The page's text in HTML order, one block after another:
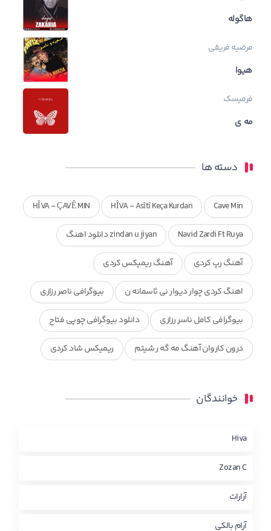
هاگوله
مرضیه فریقی
هیوا
فرمیسک
مه ی
دسته ها
Cave Min
HÎVA - Asîtî Keça Kurdan
HÎVA - ÇAVÊ MIN
Navid Zardi Ft Ruya zindan u jiyan دانلود اهنگ
آهنگ رپ کردی آهنگ ریمیکس کردی
اهنگ کردی چوار دیوار نی ئاسمانه ن بیوگرافی ناصر رزازی
بیوگرافی کامل ناسر رزازی دانلود بیوگرافی چوپی فتاح
درون کاروان آهنگ مه گه ر شیتم ریمیکس شاد کردی
محمد جزا
چاو من
خوانندگان
Hiva
Zozan C
آرارات
آرام بالکی